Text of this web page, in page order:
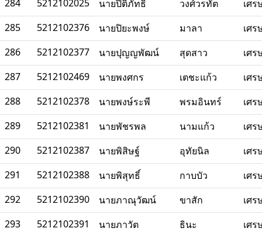
284
5212102025 นายปิติภัทธิ์ วงศ์วรทัต
เศ
285
5212102376 นายปิยะพงษ์ มาลา
เศ
286
5212102377 นายปุญญพัฒน์ สุดสาว
เศ
287
5212102469 นายพงศกร เตชะแก้ว
เศ
288
5212102378 นายพงษ์ระพี พรมอินทร์
เศ
289
5212102381 นายพัชรพล นามแก้ว
เศ
290
5212102387 นายพิสิษฐ์ อุทัยนิล
เศ
291
5212102388 นายพิสุทธิ์ กาบบัว
เศ
292
5212102390 นายภาณุวัฒน์ ขาสัก
เศ
293
5212102391 นายภาวัต ธินะ
เศ